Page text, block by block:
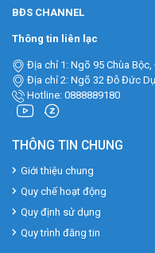
BĐS CHANNEL
Thông tin liên lạc
Địa chỉ 1: Ngõ 95 Chùa
Địa chỉ 2: Ngõ 32 Đỗ Đức
Hotline: 0888889180
THÔNG TIN CHUNG
Giới thiệu chung
Quy chế hoạt động
Quy định sử dụng
Quy trình đăng tin